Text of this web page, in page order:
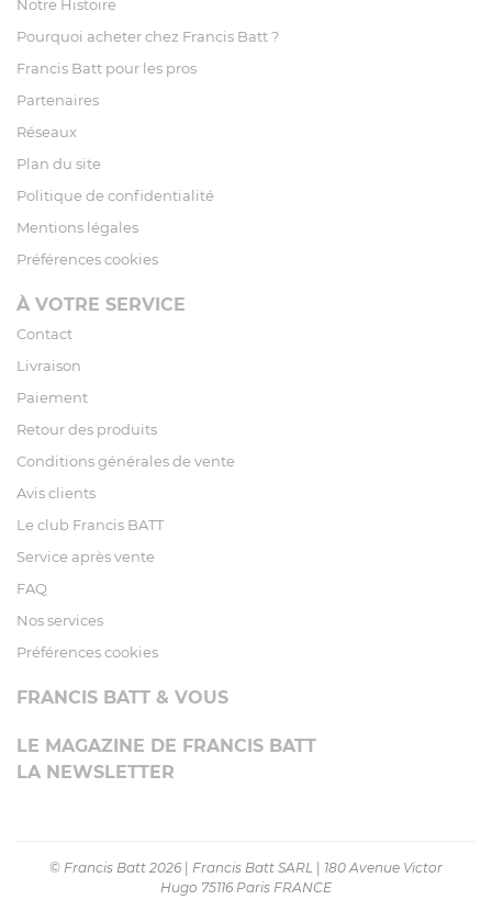
Notre Histoire
Pourquoi acheter chez Francis Batt ?
Francis Batt pour les pros
Partenaires
Réseaux
Plan du site
Politique de confidentialité
Mentions légales
Préférences cookies
À VOTRE SERVICE
Contact
Livraison
Paiement
Retour des produits
Conditions générales de vente
Avis clients
Le club Francis BATT
Service après vente
FAQ
Nos services
Préférences cookies
FRANCIS BATT & VOUS
LE MAGAZINE DE FRANCIS BATT
LA NEWSLETTER
© Francis Batt 2026 Francis Batt SARL
180 Avenue Victor
Hugo 75116 Paris FRANCE